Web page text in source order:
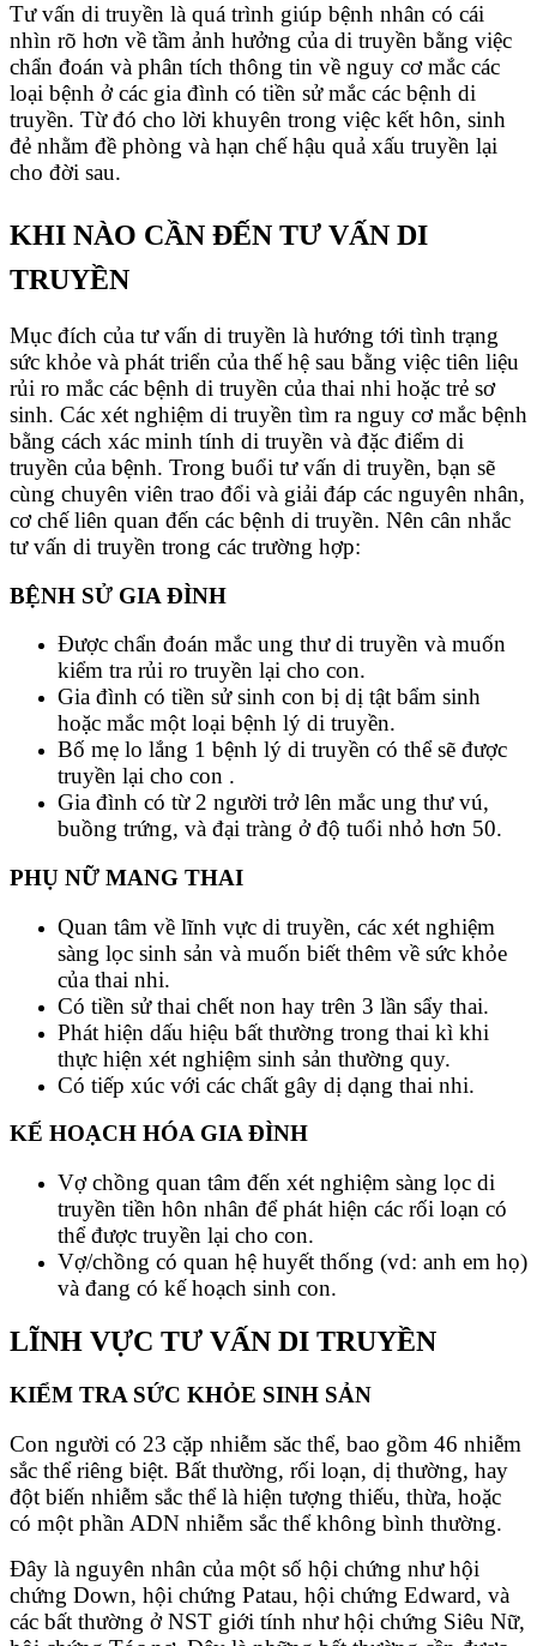
Tư vấn di truyền là quá trình giúp bệnh nhân có cái
nhìn rõ hơn về tầm ảnh hưởng của di truyền bằng việc
chẩn đoán và phân tích thông tin về nguy cơ mắc các
loại bệnh ở các gia đình có tiền sử mắc các bệnh di
truyền. Từ đó cho lời khuyên trong việc kết hôn, sinh
đẻ nhằm đề phòng và hạn chế hậu quả xấu truyền lại
cho đời sau.
KHI NÀO CẦN ĐẾN TƯ VẤN DI
TRUYỀN
​​Mục đích của tư vấn di truyền là hướng tới tình trạng
sức khỏe và phát triển của thế hệ sau bằng việc tiên liệu
rủi ro mắc các bệnh di truyền của thai nhi hoặc trẻ sơ
sinh. Các xét nghiệm di truyền tìm ra nguy cơ mắc bệnh
bằng cách xác minh tính di truyền và đặc điểm di
truyền của bệnh. Trong buổi tư vấn di truyền, bạn sẽ
cùng chuyên viên trao đổi và giải đáp các nguyên nhân,
cơ chế liên quan đến các bệnh di truyền. Nên cân nhắc
tư vấn di truyền trong các trường hợp:
BỆNH SỬ GIA ĐÌNH
Được chẩn đoán mắc ung thư di truyền và muốn
kiểm tra rủi ro truyền lại cho con.
Gia đình có tiền sử sinh con bị dị tật bẩm sinh
hoặc mắc một loại bệnh lý di truyền.
Bố mẹ lo lắng 1 bệnh lý di truyền có thể sẽ được
truyền lại cho con .
Gia đình có từ 2 người trở lên mắc ung thư vú,
buồng trứng, và đại tràng ở độ tuổi nhỏ hơn 50.
PHỤ NỮ MANG THAI
Quan tâm về lĩnh vực di truyền, các xét nghiệm
sàng lọc sinh sản và muốn biết thêm về sức khỏe
của thai nhi.
Có tiền sử thai chết non hay trên 3 lần sẩy thai.
Phát hiện dấu hiệu bất thường trong thai kì khi
thực hiện xét nghiệm sinh sản thường quy.
Có tiếp xúc với các chất gây dị dạng thai nhi.
KẾ HOẠCH HÓA GIA ĐÌNH
Vợ chồng quan tâm đến xét nghiệm sàng lọc di
truyền tiền hôn nhân để phát hiện các rối loạn có
thể được truyền lại cho con.
Vợ/chồng có quan hệ huyết thống (vd: anh em họ)
và đang có kế hoạch sinh con.
LĨNH VỰC TƯ VẤN DI TRUYỀN
KIỂM TRA SỨC KHỎE SINH SẢN
Con người có 23 cặp nhiễm săc thể, bao gồm 46 nhiễm
sắc thể riêng biệt. Bất thường, rối loạn, dị thường, hay
đột biến nhiễm sắc thể là hiện tượng thiếu, thừa, hoặc
có một phần ADN nhiễm sắc thể không bình thường.
Đây là nguyên nhân của một số hội chứng như hội
chứng Down, hội chứng Patau, hội chứng Edward, và
các bất thường ở NST giới tính như hội chứng Siêu Nữ,